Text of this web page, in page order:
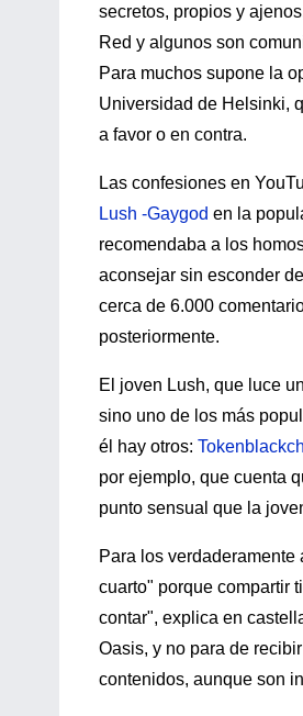
secretos, propios y
Red y algunos son
Para muchos supone la
Universidad de Helsinki,
a favor o en contra.
Las confesiones en
Lush -Gaygod en la
recomendaba a los
aconsejar sin esconder
cerca de 6.000
posteriormente.
El joven Lush, que luce
sino uno de los más
él hay otros:
por ejemplo, que cuenta
punto sensual que la
Para los
cuarto" porque compartir
contar", explica en
Oasis, y no para de
contenidos, aunque son